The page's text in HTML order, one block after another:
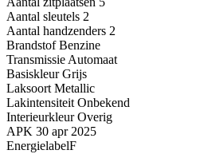
Aantal sleutels 2
Aantal handzenders 2
Brandstof Benzine
Transmissie Automaat
Basiskleur Grijs
Laksoort Metallic
Lakintensiteit Onbekend
Interieurkleur Overig
APK 30 apr 2025
EnergielabelF